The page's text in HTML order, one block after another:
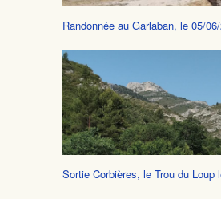
Randonnée au Garlaban, le 05/
Sortie Corbières, le Trou du Loup